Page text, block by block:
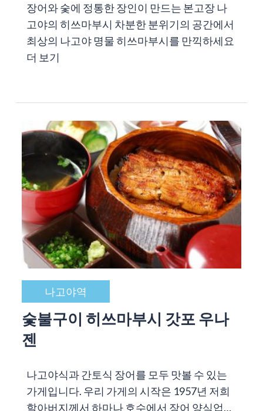
장어와 숯에 정통한 장인이 만드는 본고장 나
고야의 히쓰마부시 차분한 분위기의 공간에서
최상의 나고야 명물 히쓰마부시를 만끽하세요
더 보기
나고야역
숯불구이 히쓰마부시 갓포 우나
젠
나고야식과 간토식 장어를 모두 맛볼 수 있는
가게입니다. 우리 가게의 시작은 1957년 저희
할아버지께서 하마나 호수에서 장어 양식업…